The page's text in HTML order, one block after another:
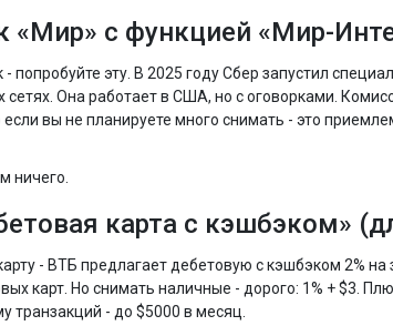
«Мир» с функцией «Мир-
- попробуйте эту. В 2025 году Сбер запустил
Она работает в США, но с оговорками.
вы не планируете много снимать - это
ничего.
карта с кэшбэком»
- ВТБ предлагает дебетовую с кэшбэком 2%
карт. Но снимать наличные - дорого: 1% + $3.
транзакций - до $5000 в месяц.